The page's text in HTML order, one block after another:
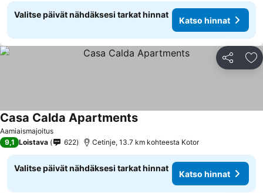
Valitse päivät nähdäksesi tarkat hinnat
Katso hinnat
Jaa
Aamiaismajoitus
Casa Calda Apartments
9,1 Loistava 622 Cetinje, 13.7 km kohteesta Kotor
Valitse päivät nähdäksesi tarkat hinnat
Katso hinnat